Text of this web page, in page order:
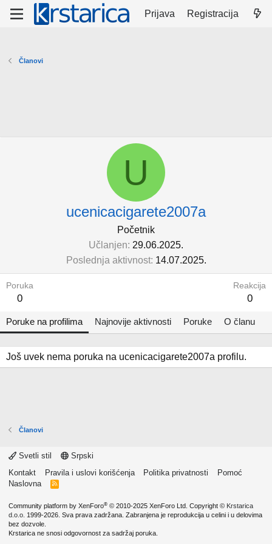
Prijava Registracija
Članovi
U
ucenicacigarete2007a
Početnik
Učlanjen 29.06.2025.
Poslednja aktivnost 14.07.2025.
Poruka
0
Reakcija
0
Poruke na profilima Najnovije aktivnosti Poruke O članu
Još uvek nema poruka na ucenicacigarete2007a profilu.
Članovi
Svetli stil
Srpski
Kontakt
Pravila i uslovi korišćenja Politika privatnosti
Pomoć
Naslovna
R
Community platform by XenForo® © 2010-2025 XenForo Ltd. Copyright © Krstarica
d.o.o. 1999-2026. Sva prava zadržana. Zabranjena je reprodukcija u celini i u delovima
bez dozvole.
Krstarica ne snosi odgovornost za sadržaj poruka.